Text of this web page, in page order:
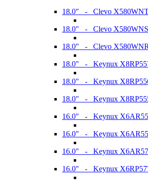
18.0" - Clevo
18.0" - Clevo
18.0" - Clevo
18.0" - Keynux
18.0" - Keynux
18.0" - Keynux
16.0" - Keynux
16.0" - Keynux
16.0" - Keynux
16.0" - Keynux